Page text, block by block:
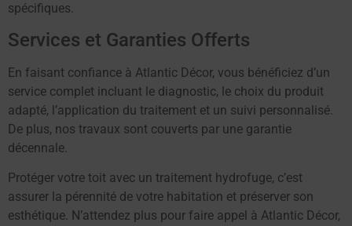
spécifiques.
Services et Garanties Offerts
En faisant confiance à Atlantic Décor, vous bénéficiez d’un
service complet incluant le diagnostic, le choix du produit
adapté, l’application du traitement et un suivi personnalisé.
De plus, nos travaux sont couverts par une garantie
décennale.
Protéger votre toit avec un traitement hydrofuge, c’est
assurer la pérennité de votre habitation et préserver son
esthétique. N’attendez plus pour faire appel à Atlantic Décor,